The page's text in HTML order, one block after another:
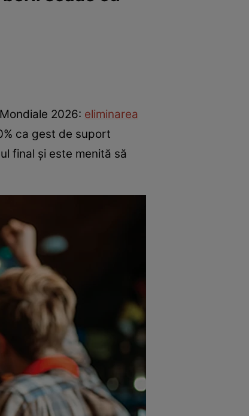
2026: eliminarea
ca gest de suport
final și este menită să